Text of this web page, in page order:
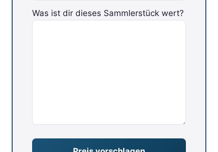
Bitte lasse dieses Feld leer.
Was ist dir dieses Sammlerstück wert?